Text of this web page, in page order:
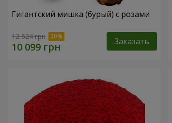
Гигантский мишка (бурый) с розами
12 624 грн Заказать